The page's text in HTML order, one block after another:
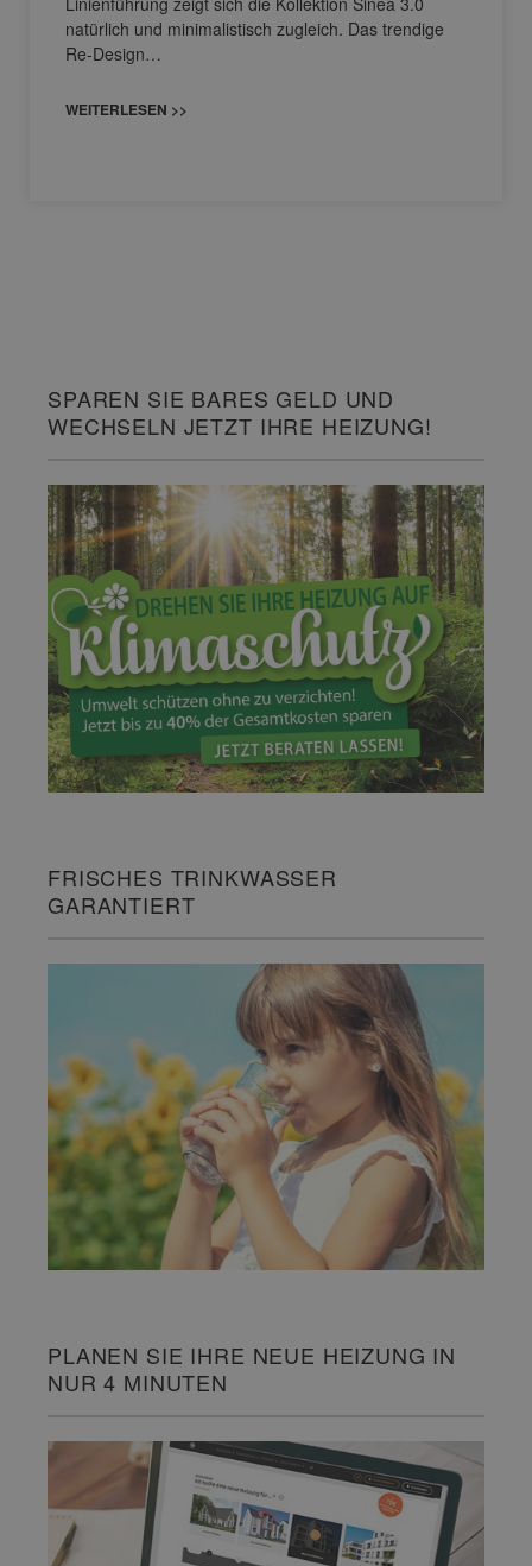
natürlich und minimalistisch zugleich. Das trendige
Re-Design…
WEITERLESEN >>
SPAREN SIE BARES GELD UND
WECHSELN JETZT IHRE HEIZUNG!
FRISCHES TRINKWASSER
GARANTIERT
PLANEN SIE IHRE NEUE HEIZUNG IN
NUR 4 MINUTEN